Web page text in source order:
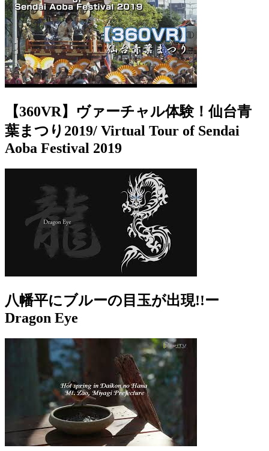
【360VR】ヴァーチャル体験！仙台青
葉まつり2019/ Virtual Tour of Sendai
Aoba Festival 2019
八幡平にブルーの目玉が出現!!ー
Dragon Eye